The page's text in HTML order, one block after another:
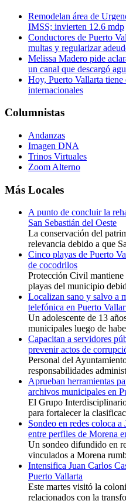
Remodelan área de
IMSS; invierten 12.6 mdp
Conductores de Puerto
multas y regularizar
Melissa Madero pide
un canal que descargó
Hoy, Puerto Vallarta
internacionales
Columnistas
Andanzas
Imagen DNA
Trinos Virtuales
Zoom Alterno
Más Locales
A punto de concluir la
San Sebastián del Oeste
La conservación del
relevancia debido a que
Cinco playas de Puerto
de cocodrilos
Protección Civil mantiene
playas del municipio
Localizan sano y salvo a
telefónica en Puerto
Un adolescente de 13
municipales luego de
Capacitan a servidores
prevenir actos de
Personal del
responsabilidades
Aprueban herramientas
archivos municipales en
El Grupo
para fortalecer la
Sondeo en redes coloca
entre perfiles de Morena
Un sondeo difundido en
vinculados a Morena
Intensifica Juan Carlos
Puerto Vallarta
Este martes visitó la
relacionados con la